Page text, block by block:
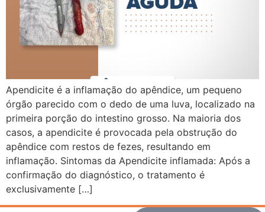
Apendicite é a inflamação do apêndice, um pequeno
órgão parecido com o dedo de uma luva, localizado na
primeira porção do intestino grosso. Na maioria dos
casos, a apendicite é provocada pela obstrução do
apêndice com restos de fezes, resultando em
inflamação. Sintomas da Apendicite inflamada: Após a
confirmação do diagnóstico, o tratamento é
exclusivamente […]